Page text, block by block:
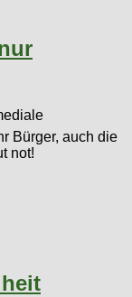
Bürger, auch die
not!